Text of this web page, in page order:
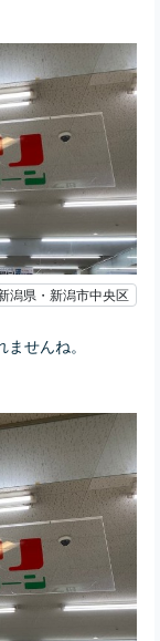
潟県・新潟市中央区
せんね。